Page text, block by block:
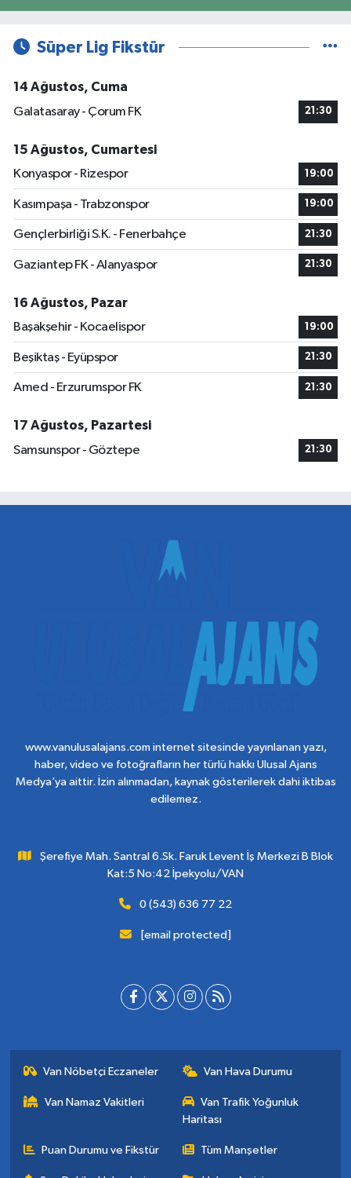
Süper Lig Fikstür
14 Ağustos, Cuma
Galatasaray - Çorum FK
21:30
15 Ağustos, Cumartesi
Konyaspor - Rizespor
19:00
Kasımpaşa - Trabzonspor 19:00
Gençlerbirliği S.K. - Fenerbahçe 21:30
Gaziantep FK - Alanyaspor 21:30
16 Ağustos, Pazar
Başakşehir - Kocaelispor
19:00
Beşiktaş - Eyüpspor 21:30
Amed - Erzurumspor FK 21:30
17 Ağustos, Pazartesi
Samsunspor - Göztepe
21:30
www.vanulusalajans.com internet sitesinde yayınlanan yazı,
haber, video ve fotoğrafların her türlü hakkı Ulusal Ajans
Medya’ya aittir. İzin alınmadan, kaynak gösterilerek dahi iktibas
edilemez.
Şerefiye Mah. Santral 6.Sk. Faruk Levent İş Merkezi B Blok
Kat:5 No:42 İpekyolu/VAN
0 (543) 636 77 22
[email protected]
Van Nöbetçi Eczaneler Van Hava Durumu
Van Namaz Vakitleri
Van Trafik Yoğunluk
Haritası
Puan Durumu ve Fikstür Tüm Manşetler